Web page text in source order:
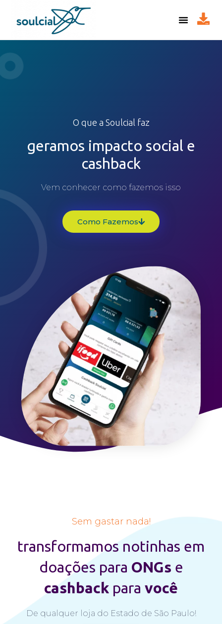
O que a Soulcial faz
geramos impacto social e
cashback
Vem conhecer como fazemos isso
Como Fazemos
Sem gastar nada!
transformamos notinhas em
doações para ONGs e
cashback para você
De qualquer loja do Estado de São Paulo!